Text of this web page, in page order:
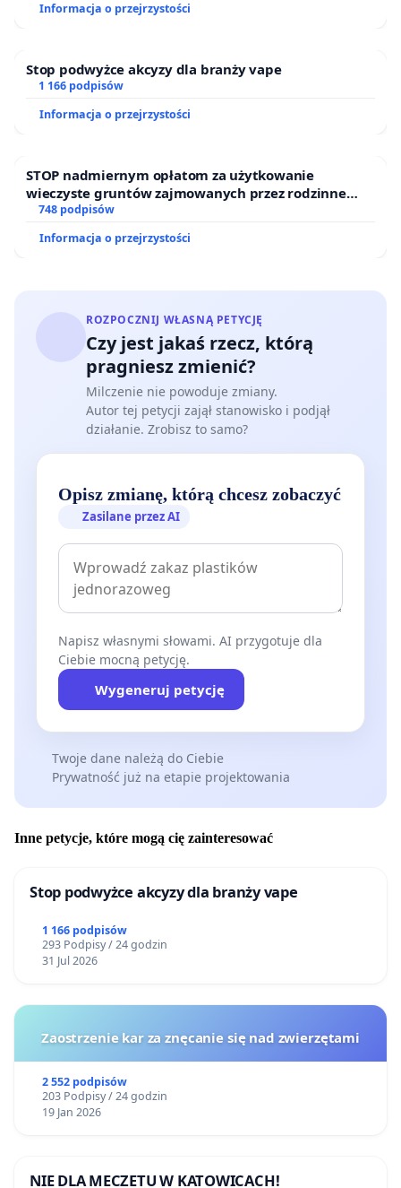
Informacja o przejrzystości
Stop podwyżce akcyzy dla branży vape
1 166 podpisów
Informacja o przejrzystości
STOP nadmiernym opłatom za użytkowanie
wieczyste gruntów zajmowanych przez rodzinne
ogrody działkowe.
748 podpisów
Informacja o przejrzystości
ROZPOCZNIJ WŁASNĄ PETYCJĘ
Czy jest jakaś rzecz, którą
pragniesz zmienić?
Milczenie nie powoduje zmiany.
Autor tej petycji zajął stanowisko i podjął
działanie. Zrobisz to samo?
Opisz zmianę, którą chcesz zobaczyć
Zasilane przez AI
Napisz własnymi słowami. AI przygotuje dla
Ciebie mocną petycję.
Wygeneruj petycję
Twoje dane należą do Ciebie
Prywatność już na etapie projektowania
Inne petycje, które mogą cię zainteresować
Stop podwyżce akcyzy dla branży vape
1 166 podpisów
293 Podpisy / 24 godzin
31 Jul 2026
Zaostrzenie kar za znęcanie się nad zwierzętami
2 552 podpisów
203 Podpisy / 24 godzin
19 Jan 2026
NIE DLA MECZETU W KATOWICACH!